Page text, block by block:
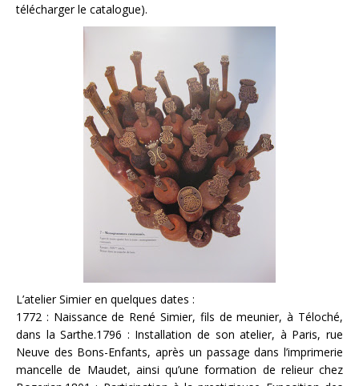
télécharger le catalogue).
L’atelier Simier en quelques dates :
1772 : Naissance de René Simier, fils de meunier, à Téloché,
dans la Sarthe.1796 : Installation de son atelier, à Paris, rue
Neuve des Bons-Enfants, après un passage dans l’imprimerie
mancelle de Maudet, ainsi qu’une formation de relieur chez